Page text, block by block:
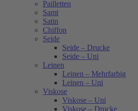
Pailletten
Samt
Satin
Chiffon
Seide
Seide – Drucke
Seide – Uni
Leinen
Leinen – Mehrfarbig
Leinen – Uni
Viskose
Viskose – Uni
Viskose – Drucke